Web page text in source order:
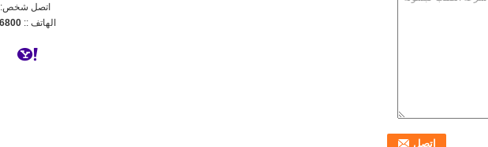
اتصل شخص:
الهاتف ::